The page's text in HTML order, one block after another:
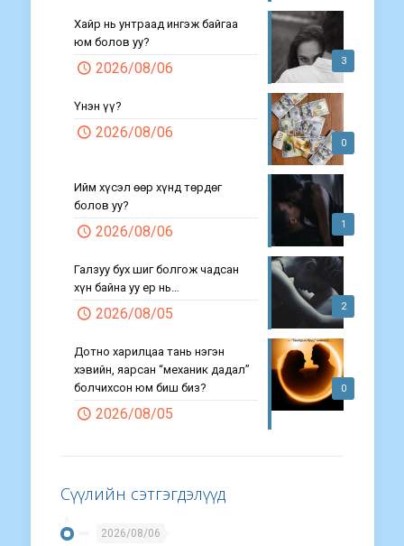
3
Хайр нь унтраад ингэж байгаа
юм болов уу?
2026/08/06
0
Үнэн үү?
2026/08/06
1
Ийм хүсэл өөр хүнд төрдөг
болов уу?
2026/08/06
2
Галзуу бух шиг болгож чадсан
хүн байна уу ер нь…
2026/08/05
0
Дотно харилцаа тань нэгэн
хэвийн, яарсан “механик дадал”
болчихсон юм биш биз?
2026/08/05
Сүүлийн сэтгэгдэлүүд
2026/08/06